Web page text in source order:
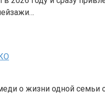
о жизни одной семьи